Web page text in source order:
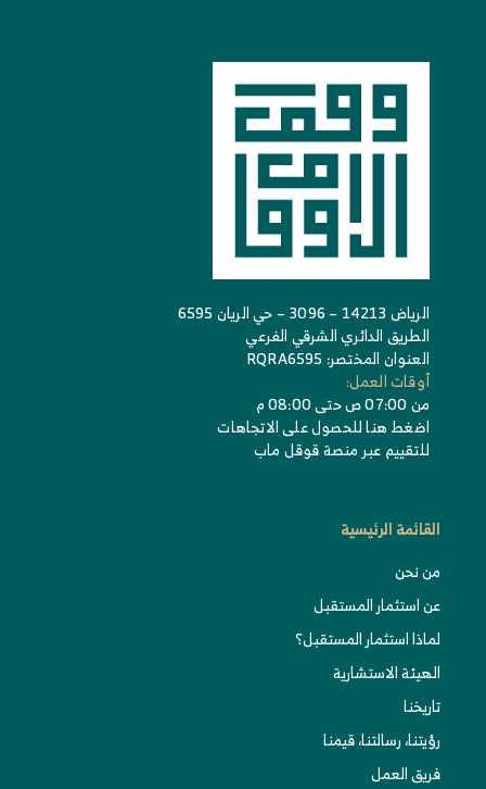
الرياض 14213 – 3096 – حي الريان 6595
الطريق الدائري الشرقي الفرعي
العنوان المختصر: RQRA6595
أوقات العمل:
من 07:00 ص حتى 08:00 م
اضغط هنا للحصول على الاتجاهات
للتقييم عبر منصة قوقل ماب
القائمة الرئيسية
من نحن
عن استثمار المستقبل
لماذا استثمار المستقبل؟
الهيئة الاستشارية
تاريخنا
رؤيتنا، رسالتنا، قيمنا
فريق العمل